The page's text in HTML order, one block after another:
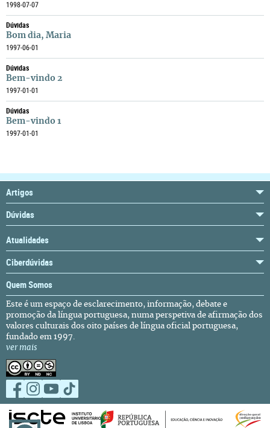
1998-07-07
Dúvidas
Bom dia, Maria
1997-06-01
Dúvidas
Bem-vindo 2
1997-01-01
Dúvidas
Bem-vindo 1
1997-01-01
Artigos
Dúvidas
Atualidades
Ciberdúvidas
Quem Somos
Este é um espaço de esclarecimento, informação, debate e
promoção da língua portuguesa, numa perspetiva de afirmação dos
valores culturais dos oito países de língua oficial portuguesa,
fundado em 1997.
ver mais